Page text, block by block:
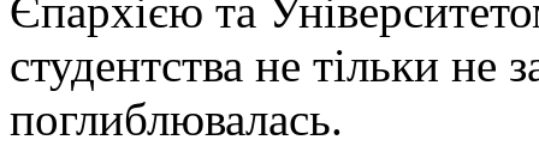
Єпархією та
студентства не тільки не
поглиблювалась.